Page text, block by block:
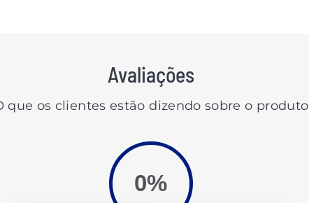
Avaliações
que os clientes estão dizendo sobre o produto
0%